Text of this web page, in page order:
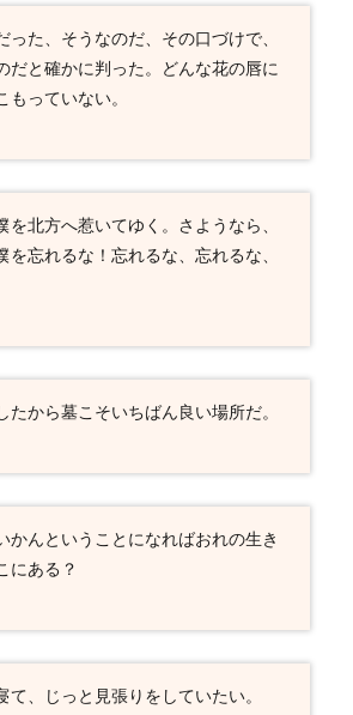
った、そうなのだ、その口づけで、
だと確かに判った。どんな花の唇に
もっていない。
を北方へ惹いてゆく。さようなら、
を忘れるな！忘れるな、忘れるな、
たから墓こそいちばん良い場所だ。
かんということになればおれの生き
にある？
て、じっと見張りをしていたい。